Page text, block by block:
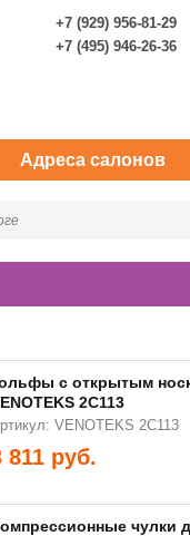
Адреса салонов
+7 (929) 956-81-29
+7 (495) 946-26-36
с открытым
2С113
VENOTEKS 2С113
811 руб.
чулки